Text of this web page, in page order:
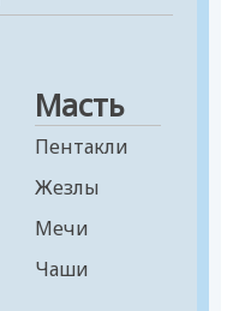
Масть
Пентакли
Жезлы
Мечи
Чаши